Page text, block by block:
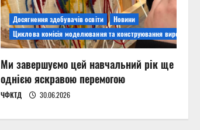
Досягнення здобувачів освіти
Новини
Циклова комісія моделювання та конструювання виробів
Ми завершуємо цей навчальний рік ще
однією яскравою перемогою
ЧФКТД 30.06.2026